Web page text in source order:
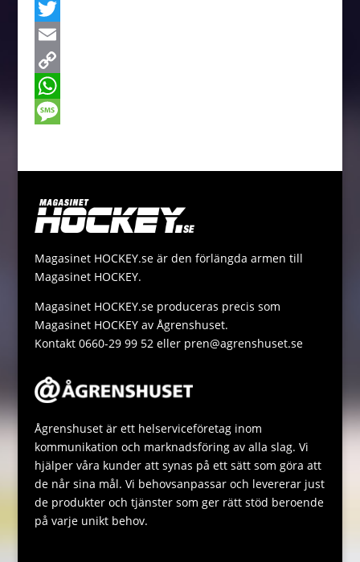
a
c
e
b
o
M
e
s
s
e
r
T
w
t
E
m
a
C
o
i
k
W
s
p
s
g
Magasinet HOCKEY.se är den förlängda armen till
Magasinet HOCKEY.
Magasinet HOCKEY.se produceras precis som
Magasinet HOCKEY av Ågrenshuset.
Kontakt 0660-29 99 52 eller pren@agrenshuset.se
Ågrenshuset är ett helserviceföretag inom
kommunikation och marknadsföring av alla slag. Vi
hjälper våra kunder att synas på ett sätt som göra att
de når sina mål. Vi behovsanpassar och levererar just
de produkter och tjänster som ger rätt stöd beroende
på varje unikt behov.